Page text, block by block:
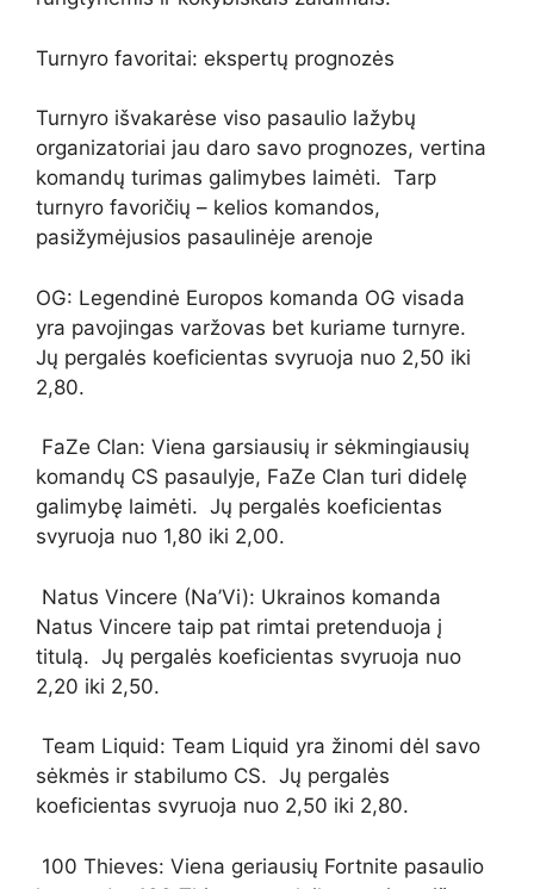
Turnyro favoritai: ekspertų prognozės
Turnyro išvakarėse viso pasaulio lažybų
organizatoriai jau daro savo prognozes, vertina
komandų turimas galimybes laimėti. Tarp
turnyro favoričių – kelios komandos,
pasižymėjusios pasaulinėje arenoje
OG: Legendinė Europos komanda OG visada
yra pavojingas varžovas bet kuriame turnyre.
Jų pergalės koeficientas svyruoja nuo 2,50 iki
2,80.
FaZe Clan: Viena garsiausių ir sėkmingiausių
komandų CS pasaulyje, FaZe Clan turi didelę
galimybę laimėti. Jų pergalės koeficientas
svyruoja nuo 1,80 iki 2,00.
Natus Vincere (Na’Vi): Ukrainos komanda
Natus Vincere taip pat rimtai pretenduoja į
titulą. Jų pergalės koeficientas svyruoja nuo
2,20 iki 2,50.
Team Liquid: Team Liquid yra žinomi dėl savo
sėkmės ir stabilumo CS. Jų pergalės
koeficientas svyruoja nuo 2,50 iki 2,80.
100 Thieves: Viena geriausių Fortnite pasaulio